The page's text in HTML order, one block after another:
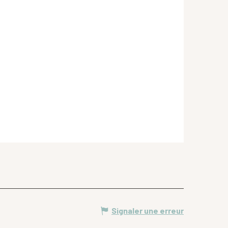
Signaler une erreur